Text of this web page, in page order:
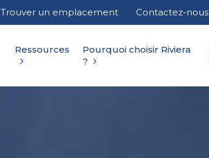
Trouver un emplacement Contactez-nous
Ressources
Pourquoi choisir Riviera
?